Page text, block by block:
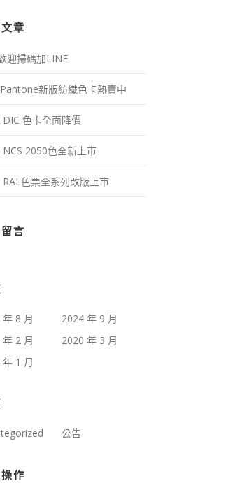
章
迎掃碼加LINE
新版紡織色卡熱賣中
DIC 色卡全面降價
NCS 2050色全新上市
RAL色票全系列改版上市
言
8 月
2024 年 9 月
2 月
2020 年 3 月
1 月
公告
作